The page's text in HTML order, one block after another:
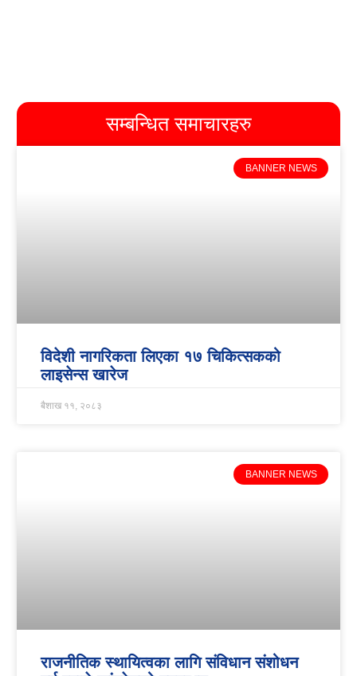
सम्बन्धित समाचारहरु
BANNER NEWS
विदेशी नागरिकता लिएका १७ चिकित्सकको
लाइसेन्स खारेज
बैशाख ११, २०८३
BANNER NEWS
राजनीतिक स्थायित्वका लागि संविधान संशोधन